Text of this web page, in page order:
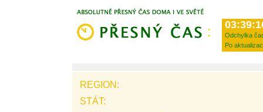
Odchylka
Po
REGION:
STÁT: